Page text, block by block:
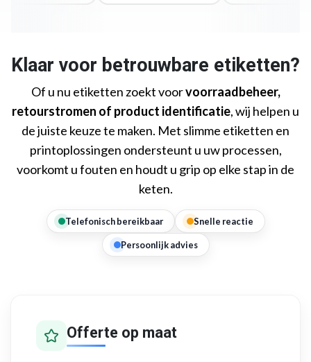
Klaar voor betrouwbare etiketten?
Of u nu etiketten zoekt voorvoorraadbeheer,
retourstromen of product identificatie, wij helpen u
de juiste keuze te maken. Met slimme etiketten en
printoplossingen ondersteunt u uw processen,
voorkomt u fouten en houdt u grip op elke stap in de
keten.
Telefonisch bereikbaar Snelle reactie
Persoonlijk advies
Offerte op maat